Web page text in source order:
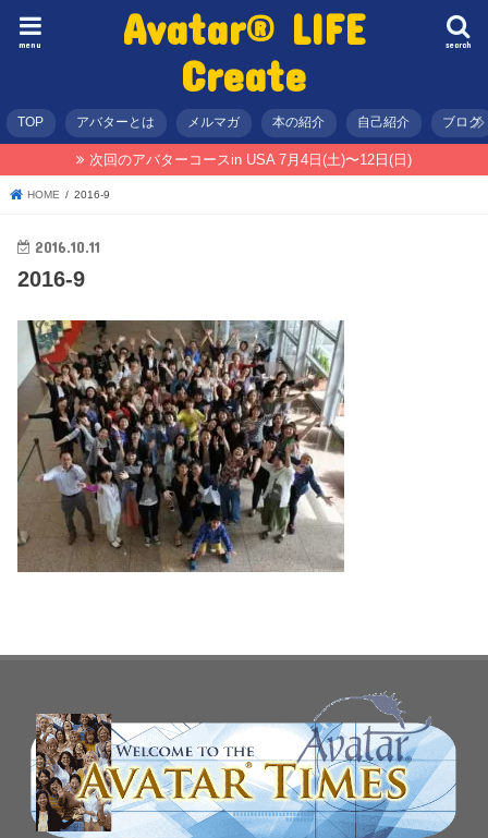
Avatar® LIFE
Create
search
menu
TOP アバターとは メルマガ 本の紹介 自己紹介 ブログ
次回のアバターコースin USA 7月4日(土)〜12日(日)
HOME 2016-9
2016.10.11
2016-9